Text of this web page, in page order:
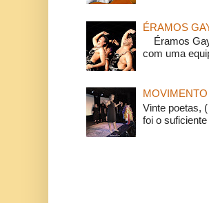
ÉRAMOS
Éramos
com uma
Vinte poetas,
foi o